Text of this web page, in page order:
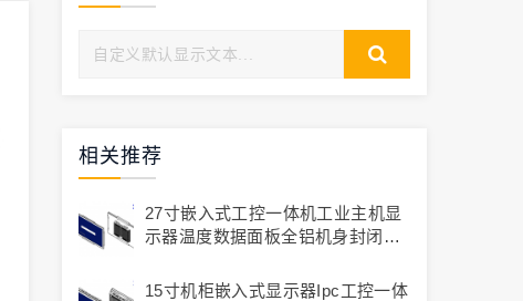
相关推荐
27寸嵌入式工控一体机工业主机显
示器温度数据面板全铝机身封闭工
15寸机柜嵌入式显示器ipc工控一体